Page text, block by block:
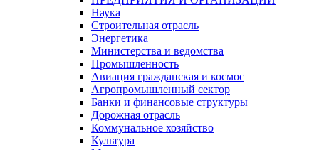
Наука
Строительная отрасль
Энергетика
Министерства и ведомства
Промышленность
Авиация гражданская и космос
Агропромышленный сектор
Банки и финансовые структуры
Дорожная отрасль
Коммунальное хозяйство
Культура